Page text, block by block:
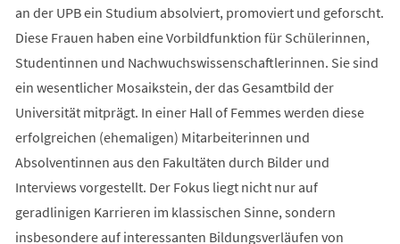
an der UPB ein Studium absolviert, promoviert und geforscht.
Diese Frauen haben eine Vorbildfunktion für Schülerinnen,
Studentinnen und Nachwuchswissenschaftlerinnen. Sie sind
ein wesentlicher Mosaikstein, der das Gesamtbild der
Universität mitprägt. In einer Hall of Femmes werden diese
erfolgreichen (ehemaligen) Mitarbeiterinnen und
Absolventinnen aus den Fakultäten durch Bilder und
Interviews vorgestellt. Der Fokus liegt nicht nur auf
geradlinigen Karrieren im klassischen Sinne, sondern
insbesondere auf interessanten Bildungsverläufen von